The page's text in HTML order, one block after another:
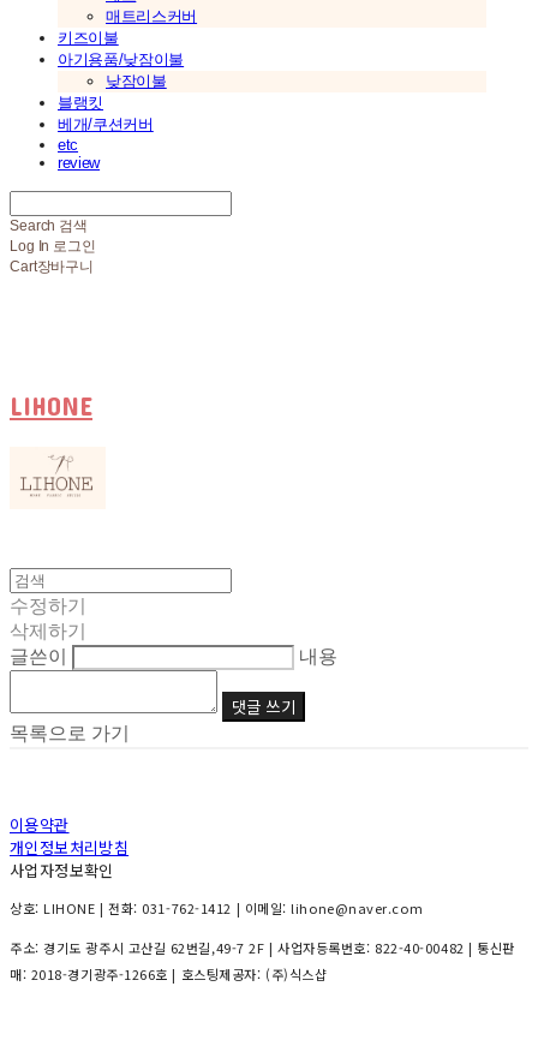
매트리스커버
키즈이불
아기용품/낮잠이불
낮잠이불
블랭킷
베개/쿠션커버
etc
review
Search 검색
Log In 로그인
Cart장바구니
LIHONE
수정하기
삭제하기
글쓴이
내용
댓글 쓰기
목록으로 가기
이용약관
개인정보처리방침
사업자정보확인
상호: LIHONE | 전화: 031-762-1412 | 이메일: lihone@naver.com
주소: 경기도 광주시 고산길 62번길,49-7 2F | 사업자등록번호: 822-40-00482 | 통신판
매: 2018-경기광주-1266호 | 호스팅제공자: (주)식스샵